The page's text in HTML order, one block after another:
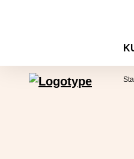
Mötesplatsen